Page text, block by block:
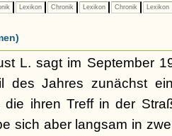
Lexikon Chronik Lexikon Chronik Lexikon
L. sagt im September
des Jahres zunächst
die ihren Treff in der
sich aber langsam in